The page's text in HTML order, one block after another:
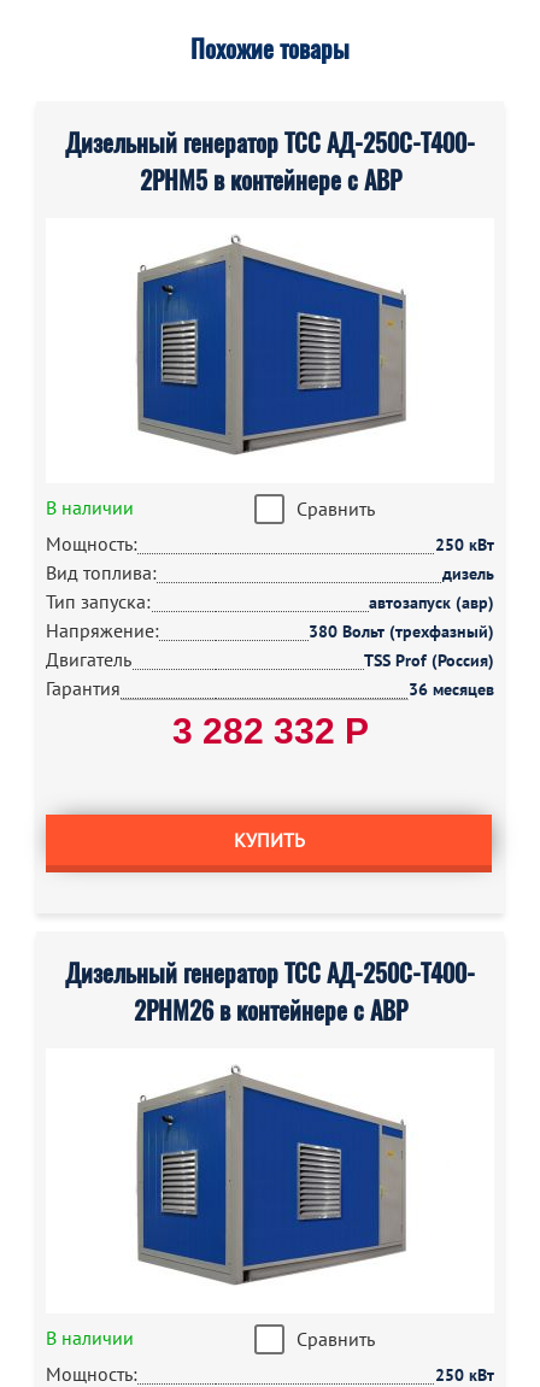
Похожие товары
Дизельный генератор ТСС АД-250С-Т400-
2РНМ5 в контейнере с АВР
В наличии
Сравнить
Мощность:
250 кВт
Вид топлива: дизель
Тип запуска: автозапуск (авр)
Напряжение: 380 Вольт (трехфазный)
Двигатель TSS Prof (Россия)
Гарантия 36 месяцев
3 282 332 Р
КУПИТЬ
Дизельный генератор ТСС АД-250С-Т400-
2РНМ26 в контейнере с АВР
В наличии
Сравнить
Мощность:
250 кВт